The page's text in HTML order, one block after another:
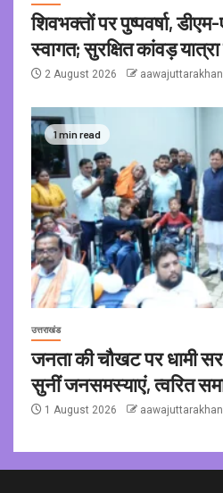
शिवभक्तों पर पुष्पवर्षा,
स्वागत; सुरक्षित कांवड़
2 August 2026
1 min read
उत्तराखंड
जनता की चौखट पर धामी
सुनीं जनसमस्याएं, त्वरित
1 August 2026